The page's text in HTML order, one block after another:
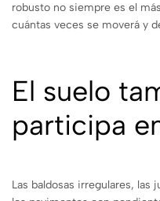
robusto no siempre es el
cuántas veces se moverá y
El suelo
participa
Las baldosas irregulares, las